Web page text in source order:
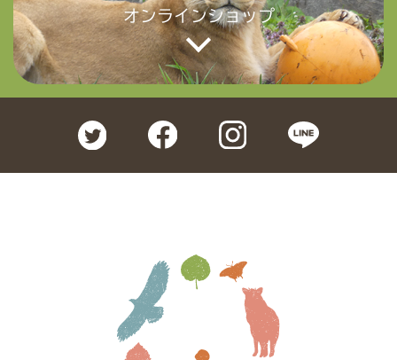
オンラインショップ